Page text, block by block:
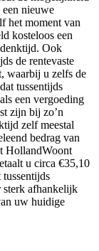
nieuwe
het moment van
kosteloos een
Ook
de rentevaste
waarbij u zelfs de
tussentijds
een vergoeding
zijn bij zo’n
zelf meestal
bedrag van
HollandWoont
u circa €35,10
sterk afhankelijk
uw huidige